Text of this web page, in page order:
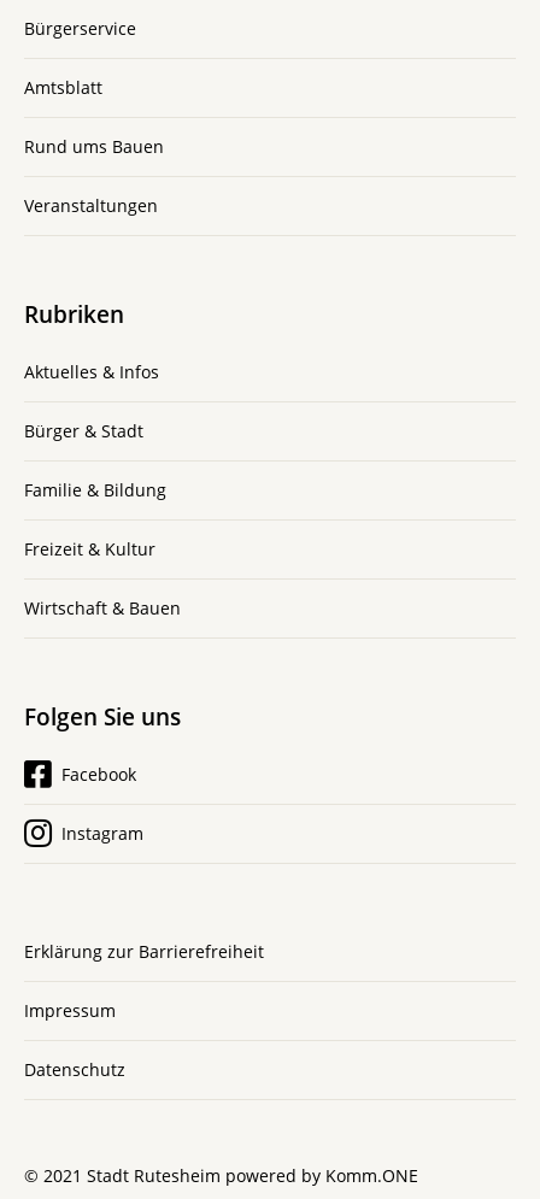
Bürgerservice
Amtsblatt
Rund ums Bauen
Veranstaltungen
Rubriken
Aktuelles & Infos
Bürger & Stadt
Familie & Bildung
Freizeit & Kultur
Wirtschaft & Bauen
Folgen Sie uns
Facebook
Instagram
Erklärung zur Barrierefreiheit
Impressum
Datenschutz
© 2021 Stadt Rutesheim powered by Komm.ONE